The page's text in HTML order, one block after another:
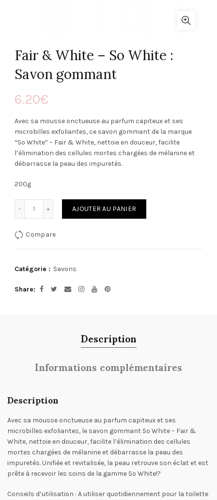
Fair & White – So White :
Savon gommant
6.20€
Avec sa mousse onctueuse au parfum capiteux et ses
microbilles exfoliantes, ce savon gommant de la marque
“So White” – Fair & White, nettoie en douceur, facilite
l’élimination des cellules mortes chargées de mélanine et
débarrasse la peau des impuretés.
200g
AJOUTER AU PANIER
Compare
Catégorie : Savons
Share
Description
Informations complémentaires
Description
Avec sa mousse onctueuse au parfum capiteux et ses
microbilles exfoliantes, le savon gommant So White – Fair &
White, nettoie en douceur, facilite l’élimination des cellules
mortes chargées de mélanine et débarrasse la peau des
impuretés. Unifiée et revitalisée, la peau retrouve son éclat et est
prête à recevoir les soins de la gamme So White!?
Conseils d’utilisation : A utiliser quotidiennement pour la toilette